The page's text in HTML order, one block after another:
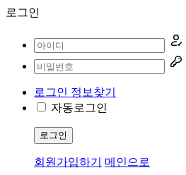
로그인
로그인 정보찾기
자동로그인
로그인
회원가입하기 메인으로